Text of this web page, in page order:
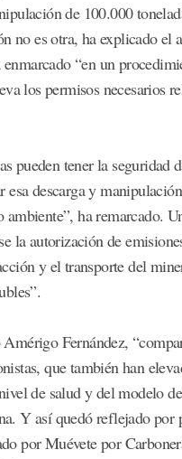
de 100.000
no es otra, ha explicado
“en un
los permisos necesarios
pueden tener la
esa descarga y
ha remarcado.
la autorización de
y el transporte del
Fernández,
que también han
de salud y del modelo
Y así quedó reflejado
por Muévete por